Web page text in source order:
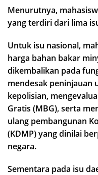
Menurutnya,
yang terdiri dari lima
Untuk isu nasional,
harga bahan bakar
dikembalikan pada
mendesak peninjauan
kepolisian,
Gratis (MBG), serta
ulang pembangunan
(KDMP) yang dinilai
negara.
Sementara pada isu